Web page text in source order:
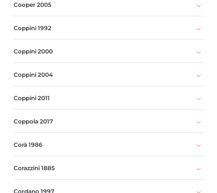
Cooper 2005
Coppini 1992
Coppini 2000
Coppini 2004
Coppini 2011
Coppola 2017
Corà 1986
Corazzini 1885
Cordano 1997